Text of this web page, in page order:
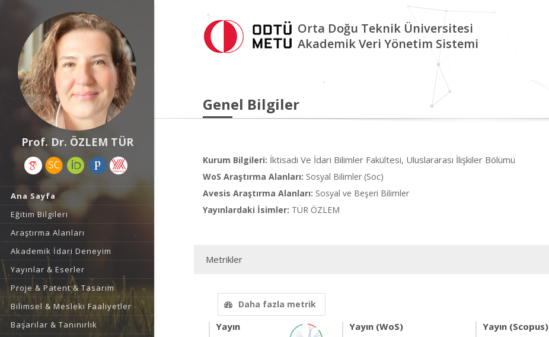
Prof. Dr. ÖZLEM TÜR
Ana Sayfa
Eğitim Bilgileri
Araştırma Alanları
Akademik İdari Deneyim
Yayınlar & Eserler
Proje & Patent & Tasarım
Bilimsel & Mesleki Faaliyetler
Başarılar & Tanınırlık
Orta Doğu Teknik Üniversitesi
Akademik Veri Yönetim Sistemi
Genel Bilgiler
Kurum Bilgileri: İktisadi Ve İdari Bilimler Fakültesi, Uluslararası İlişkiler Bölümü
WoS Araştırma Alanları: Sosyal Bilimler (Soc)
Avesis Araştırma Alanları: Sosyal ve Beşeri Bilimler
Yayınlardaki İsimler: TÜR ÖZLEM
Metrikler
Daha fazla metrik
Yayın Yayın (WoS) Yayın (Scopus)